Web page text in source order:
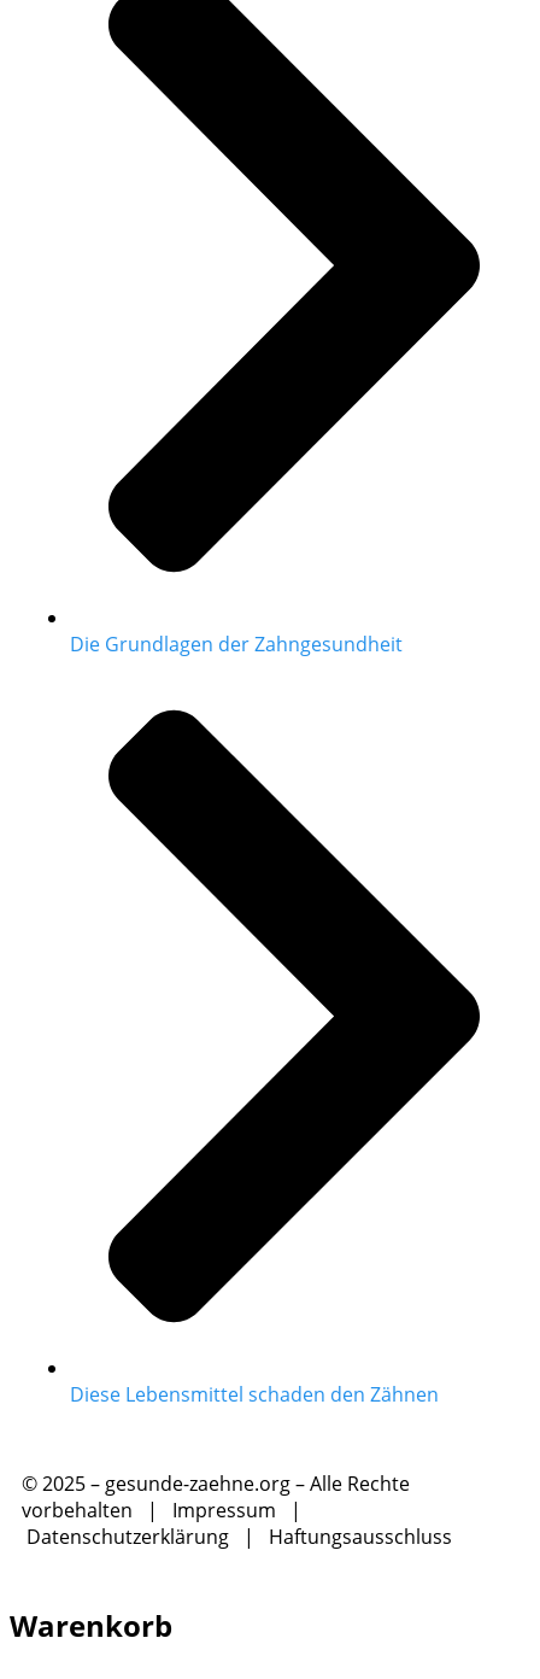
Die Grundlagen der Zahngesundheit
Diese Lebensmittel schaden den Zähnen
© 2025 – gesunde-zaehne.org – Alle Rechte
vorbehalten | Impressum |
Datenschutzerklärung | Haftungsausschluss
Warenkorb